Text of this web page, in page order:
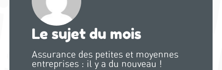
Le sujet du mois
Assurance des petites et moyennes
entreprises : il y a du nouveau !